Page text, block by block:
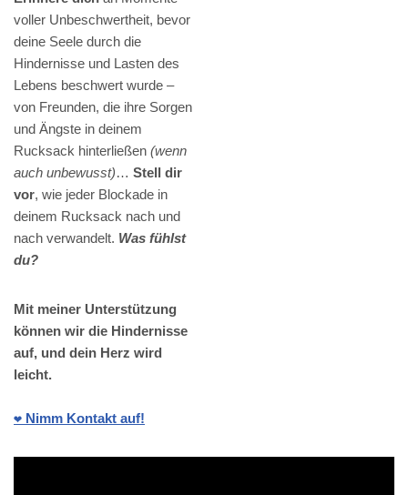
voller Unbeschwertheit, bevor
deine Seele durch die
Hindernisse und Lasten des
Lebens beschwert wurde –
von Freunden, die ihre Sorgen
und Ängste in deinem
Rucksack hinterließen (wenn
auch unbewusst)… Stell dir
vor, wie jeder Blockade in
deinem Rucksack nach und
nach verwandelt. Was fühlst
du?
Mit meiner Unterstützung
können wir die Hindernisse
auf, und dein Herz wird
leicht.
❤️ Nimm Kontakt auf!